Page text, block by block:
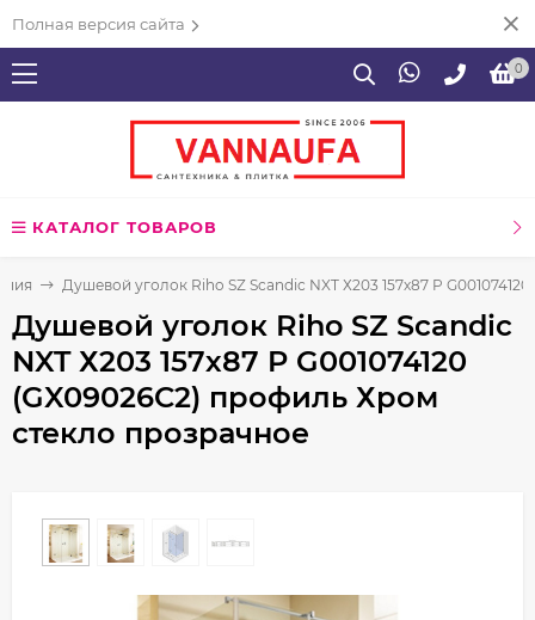
Полная версия сайта
0
КАТАЛОГ ТОВАРОВ
Душевой уголок Riho SZ Scandic NXT Х203 157х87 P
Душевой уголок Riho SZ Scandic
NXT Х203 157х87 P G001074120
(GX09026C2) профиль Хром
стекло прозрачное